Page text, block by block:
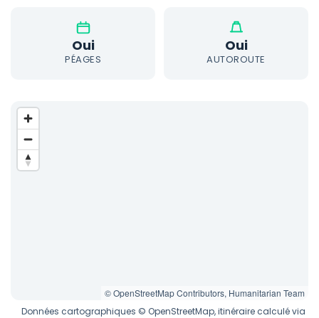
Oui
PÉAGES
Oui
AUTOROUTE
© OpenStreetMap Contributors, Humanitarian Team
Données cartographiques © OpenStreetMap, itinéraire calculé via